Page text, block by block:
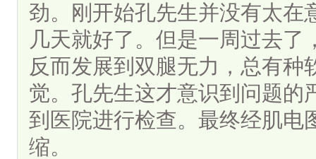
劲。刚开始孔先生并没有太在
几天就好了。但是一周过去了
反而发展到双腿无力，总有种
觉。孔先生这才意识到问题的
到医院进行检查。最终经肌电
缩。